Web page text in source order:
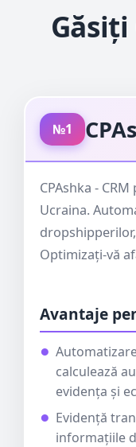
Găsiți
№1
CPAshka -
Ucraina.
Optimizați-vă
Avantaje
calculează
evidența și
Evidență
informațiile